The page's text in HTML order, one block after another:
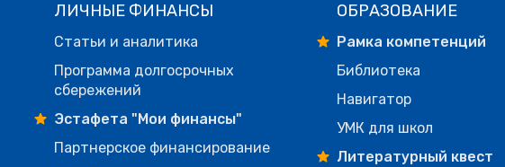
ЛИЧНЫЕ ФИНАНСЫ
Статьи и аналитика
Программа долгосрочных
сбережений
Эстафета "Мои финансы"
Партнерское финансирование
ОБРАЗОВАНИЕ
Рамка компетенций
Библиотека
Навигатор
УМК для школ
Литературный квест